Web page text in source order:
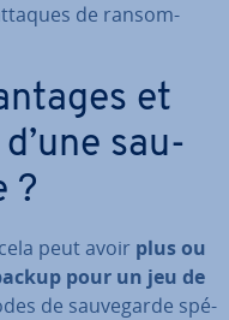
de ran­som­
et
sau­
?
peut avoir plus ou
pour un jeu de
de sau­ve­garde spé­